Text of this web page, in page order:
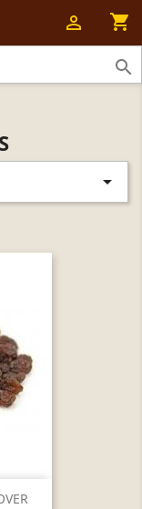
shopping_cart


